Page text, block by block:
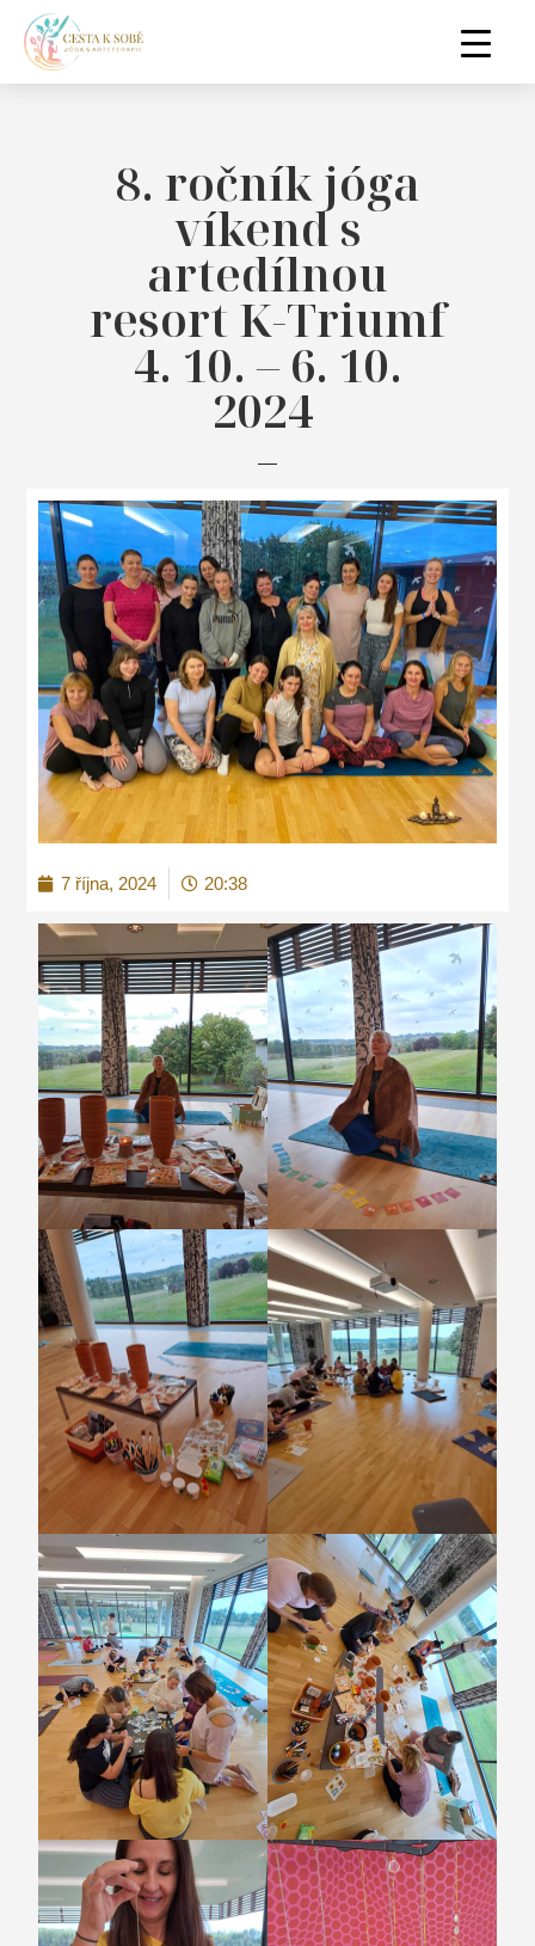
8. ročník jóga
víkend s
artedílnou
resort K-Triumf
4. 10. – 6. 10.
2024
7 října, 2024 20:38